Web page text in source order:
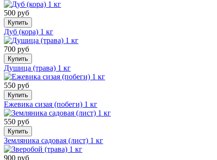
500 руб
Купить
Дуб (кора) 1 кг
700 руб
Купить
Душица (трава) 1 кг
550 руб
Купить
Ежевика сизая (побеги) 1 кг
550 руб
Купить
Земляника садовая (лист) 1 кг
900 руб